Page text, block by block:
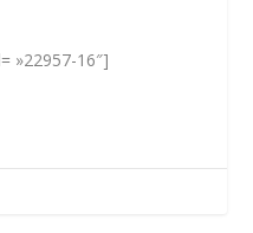
»22957-16″]